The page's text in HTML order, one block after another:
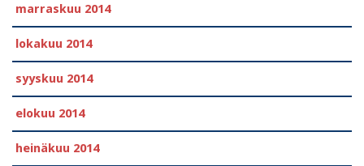
marraskuu 2014
lokakuu 2014
syyskuu 2014
elokuu 2014
heinäkuu 2014